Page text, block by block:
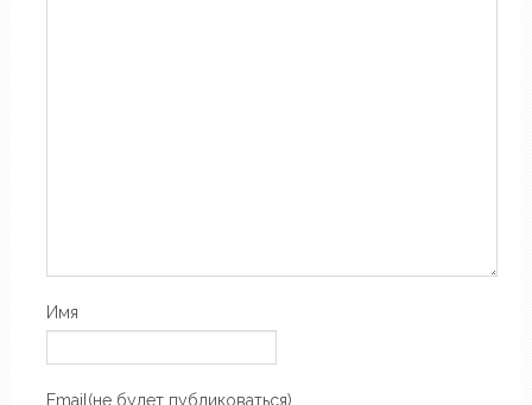
Имя
Email(не будет публиковаться)